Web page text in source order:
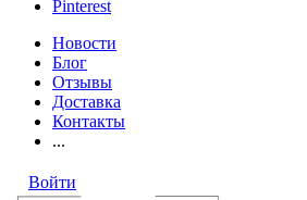
Pinterest
Новости
Блог
Отзывы
Доставка
Контакты
...
Войти